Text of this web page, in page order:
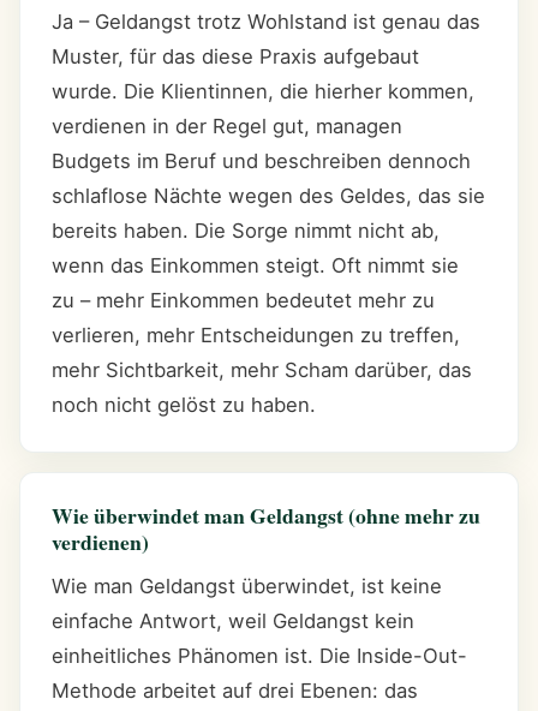
Ja – Geldangst trotz Wohlstand ist genau das
Muster, für das diese Praxis aufgebaut
wurde. Die Klientinnen, die hierher kommen,
verdienen in der Regel gut, managen
Budgets im Beruf und beschreiben dennoch
schlaflose Nächte wegen des Geldes, das sie
bereits haben. Die Sorge nimmt nicht ab,
wenn das Einkommen steigt. Oft nimmt sie
zu – mehr Einkommen bedeutet mehr zu
verlieren, mehr Entscheidungen zu treffen,
mehr Sichtbarkeit, mehr Scham darüber, das
noch nicht gelöst zu haben.
Wie überwindet man Geldangst (ohne mehr zu
verdienen)
Wie man Geldangst überwindet, ist keine
einfache Antwort, weil Geldangst kein
einheitliches Phänomen ist. Die Inside-Out-
Methode arbeitet auf drei Ebenen: das